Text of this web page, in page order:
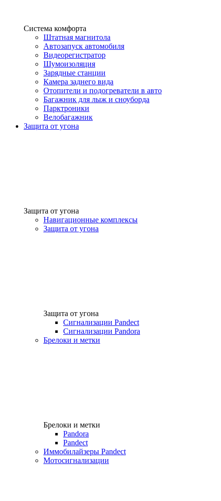
Система комфорта
Штатная магнитола
Автозапуск автомобиля
Видеорегистратор
Шумоизоляция
Зарядные станции
Камера заднего вида
Отопители и подогреватели в авто
Багажник для лыж и сноуборда
Парктроники
Велобагажник
Защита от угона
Защита от угона
Навигационные комплексы
Защита от угона
Защита от угона
Сигнализации Pandect
Сигнализации Pandora
Брелоки и метки
Брелоки и метки
Pandora
Pandect
Иммобилайзеры Pandect
Мотосигнализации